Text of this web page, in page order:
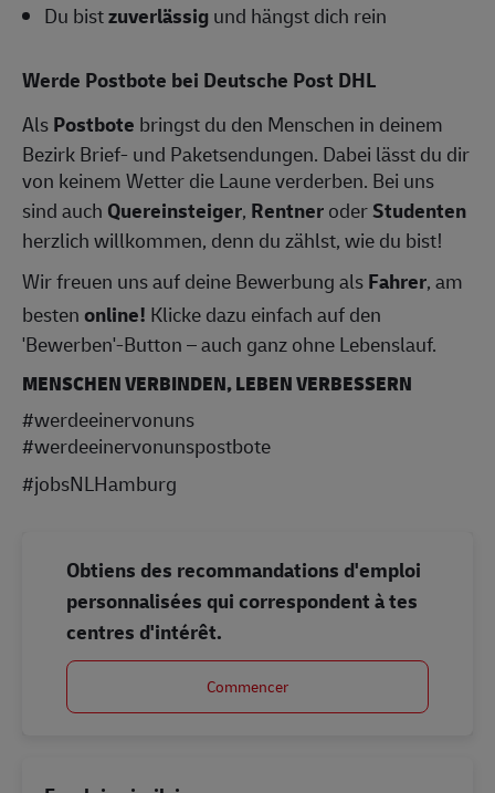
Du bistzuverlässigund hängst dich rein
Werde Postbote bei Deutsche Post DHL
AlsPostbote bringst du den Menschen in deinem
Bezirk Brief- und Paketsendungen. Dabei lässt du dir
von keinem Wetter die Laune verderben. Bei uns
sind auch Quereinsteiger, RentneroderStudenten
herzlich willkommen, denn du zählst, wie du bist!
Wir freuen uns auf deine Bewerbung alsFahrer, am
bestenonline! Klicke dazu einfach auf den
'Bewerben'-Button – auch ganz ohne Lebenslauf.
MENSCHEN VERBINDEN, LEBEN VERBESSERN
#werdeeinervonuns
#werdeeinervonunspostbote
#jobsNLHamburg
Obtiens des recommandations d'emploi
personnalisées qui correspondent à tes
centres d'intérêt.
Commencer